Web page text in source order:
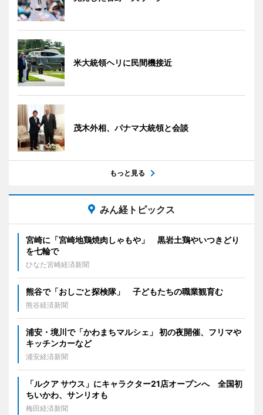
米大統領ヘリに民間機接近
茂木外相、パナマ大統領と会談
もっと見る
みん経トピックス
宮崎に「宮崎地鶏焼肉しゃもや」 黒岩土鶏やいつきどり
を七輪で
ひなた宮崎経済新聞
熊谷で「おしごと探検隊」 子どもたちの職業観育む
熊谷経済新聞
浦安・境川で「かわまちマルシェ」 初の夜開催、フリマや
キッチンカーなど
浦安経済新聞
「ルクア サウス」にキャラクター21店オープンへ 全国初
ちいかわ、サンリオも
梅田経済新聞